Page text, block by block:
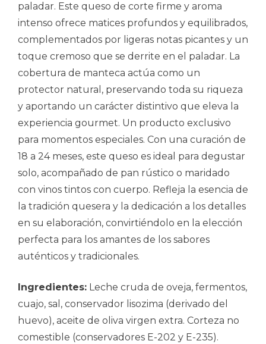
paladar. Este queso de corte firme y aroma
intenso ofrece matices profundos y equilibrados,
complementados por ligeras notas picantes y un
toque cremoso que se derrite en el paladar. La
cobertura de manteca actúa como un
protector natural, preservando toda su riqueza
y aportando un carácter distintivo que eleva la
experiencia gourmet. Un producto exclusivo
para momentos especiales. Con una curación de
18 a 24 meses, este queso es ideal para degustar
solo, acompañado de pan rústico o maridado
con vinos tintos con cuerpo. Refleja la esencia de
la tradición quesera y la dedicación a los detalles
en su elaboración, convirtiéndolo en la elección
perfecta para los amantes de los sabores
auténticos y tradicionales.
Ingredientes: Leche cruda de oveja, fermentos,
cuajo, sal, conservador lisozima (derivado del
huevo), aceite de oliva virgen extra. Corteza no
comestible (conservadores E-202 y E-235).